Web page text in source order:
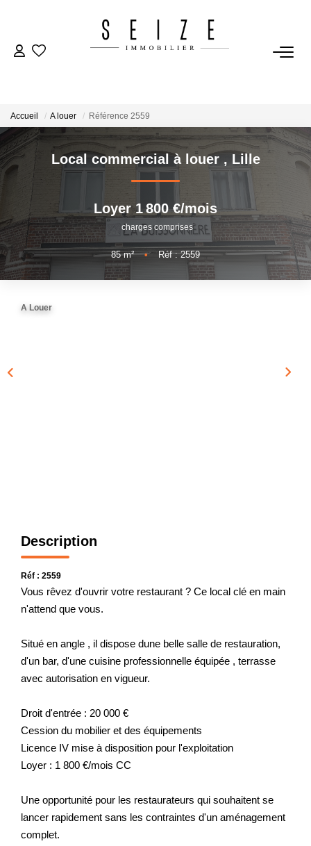
Louer
Immobilier D'entreprise
Estimation
BIENS VENDUS
Accueil A louer Référence 2559
Local commercial à louer , Lille
Loyer 1 800 €/mois
charges comprises
85m² • Réf : 2559
A Louer
Description
Réf : 2559
Vous rêvez d'ouvrir votre restaurant ? Ce local clé en main
n'attend que vous.
Situé en angle , il dispose dune belle salle de restauration,
d'un bar, d'une cuisine professionnelle équipée , terrasse
avec autorisation en vigueur.
Droit d'entrée : 20 000 €
Cession du mobilier et des équipements
Licence IV mise à disposition pour l'exploitation
Loyer : 1 800 €/mois CC
Une opportunité pour les restaurateurs qui souhaitent se
lancer rapidement sans les contraintes d'un aménagement
complet.